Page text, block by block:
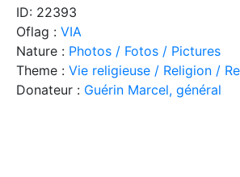
ID: 22393
Oflag : VIA
Nature : Photos / Fotos / Pictures
Theme : Vie religieuse / Religion /
Donateur : Guérin Marcel, général